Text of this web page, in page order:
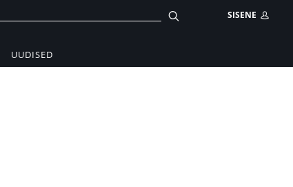
SISENE
UUDISED